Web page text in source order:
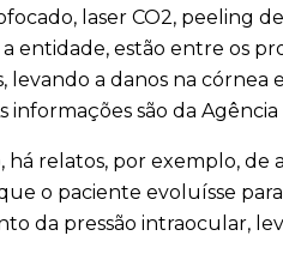
laser CO2, peeling
entidade, estão entre os
a danos na córnea
informações são da Agência
há relatos, por exemplo, de
o paciente evoluísse
da pressão intraocular,